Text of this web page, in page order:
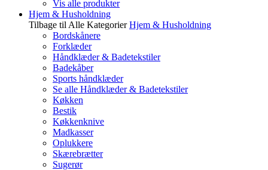
Vis alle produkter
Hjem & Husholdning
Tilbage til Alle Kategorier Hjem & Husholdning
Bordskånere
Forklæder
Håndklæder & Badetekstiler
Badekåber
Sports håndklæder
Se alle Håndklæder & Badetekstiler
Køkken
Bestik
Køkkenknive
Madkasser
Oplukkere
Skærebrætter
Sugerør